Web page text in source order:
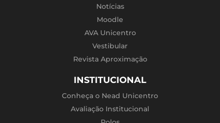
Notícias
Moodle
AVA Unicentro
Vestibular
Revista Aproximação
INSTITUCIONAL
Conheça o Nead Unicentro
Avaliação Institucional